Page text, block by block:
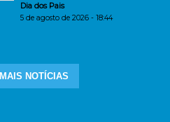
Dia dos Pais
5 de agosto de 2026 - 18:44
MAIS NOTÍCIAS